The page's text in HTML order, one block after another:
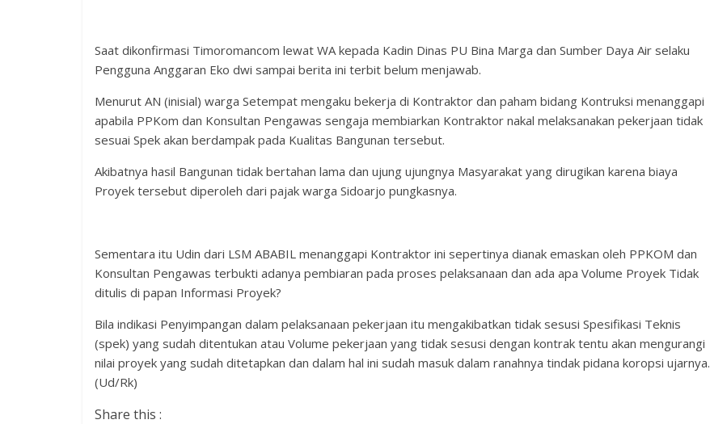
Saat dikonfirmasi Timoromancom lewat WA kepada Kadin Dinas PU Bina Marga dan Sumber Daya Air selaku
Pengguna Anggaran Eko dwi sampai berita ini terbit belum menjawab.
Menurut AN (inisial) warga Setempat mengaku bekerja di Kontraktor dan paham bidang Kontruksi menanggapi
apabila PPKom dan Konsultan Pengawas sengaja membiarkan Kontraktor nakal melaksanakan pekerjaan tidak
sesuai Spek akan berdampak pada Kualitas Bangunan tersebut.
Akibatnya hasil Bangunan tidak bertahan lama dan ujung ujungnya Masyarakat yang dirugikan karena biaya
Proyek tersebut diperoleh dari pajak warga Sidoarjo pungkasnya.
Sementara itu Udin dari LSM ABABIL menanggapi Kontraktor ini sepertinya dianak emaskan oleh PPKOM dan
Konsultan Pengawas terbukti adanya pembiaran pada proses pelaksanaan dan ada apa Volume Proyek Tidak
ditulis di papan Informasi Proyek?
Bila indikasi Penyimpangan dalam pelaksanaan pekerjaan itu mengakibatkan tidak sesusi Spesifikasi Teknis
(spek) yang sudah ditentukan atau Volume pekerjaan yang tidak sesusi dengan kontrak tentu akan mengurangi
nilai proyek yang sudah ditetapkan dan dalam hal ini sudah masuk dalam ranahnya tindak pidana koropsi ujarnya.
(Ud/Rk)
Share this :